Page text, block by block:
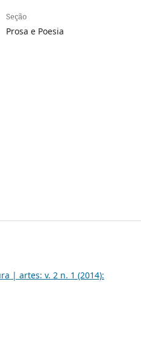
Seção
Prosa e Poesia
| artes: v. 2 n. 1 (2014):